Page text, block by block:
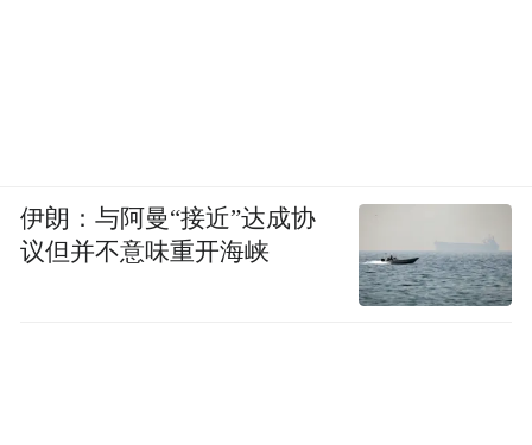
伊朗：与阿曼“接近”达成协
议但并不意味重开海峡